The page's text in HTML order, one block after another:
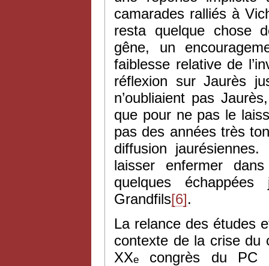
camarades ralliés à
resta quelque chose
gêne, un
faiblesse relative de
réflexion sur Jaurès
n’oubliaient pas
que pour ne pas le
pas des années très
diffusion
laisser enfermer
quelques
Grandfils[6].
La relance des études
contexte de la crise du
XXe
congrès du PC